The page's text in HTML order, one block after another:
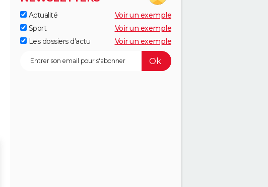
Actualité
Voir un exemple
Sport
Voir un exemple
Les dossiers d'actu
Voir un exemple